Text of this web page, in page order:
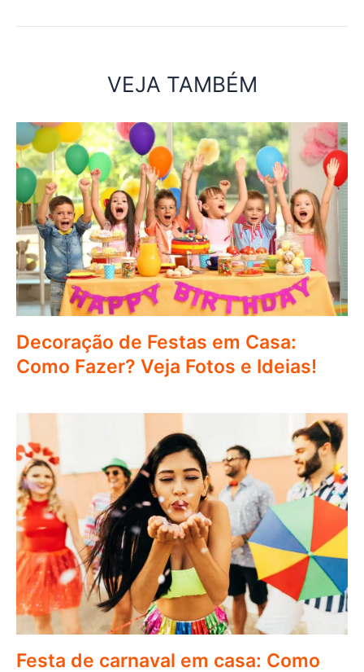
VEJA TAMBÉM
Decoração de Festas em Casa:
Como Fazer? Veja Fotos e Ideias!
Festa de carnaval em casa: Como